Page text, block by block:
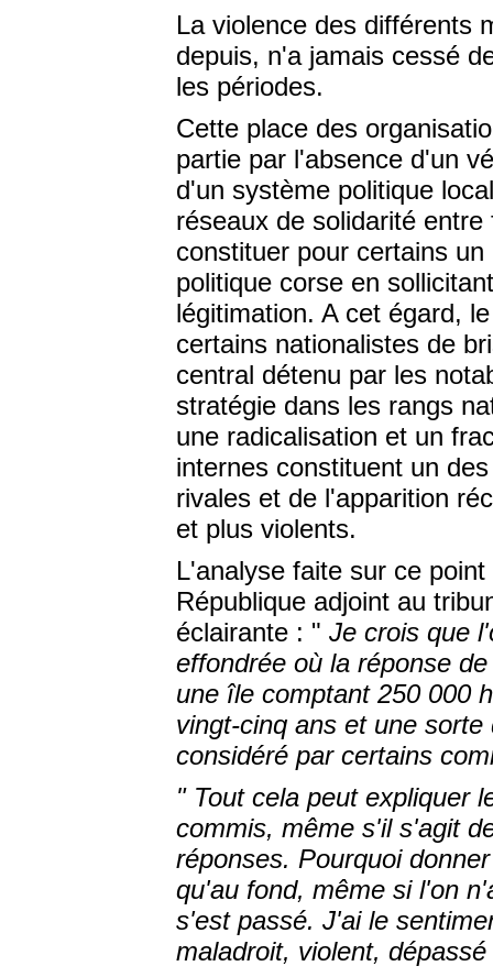
La violence des différents
depuis, n'a jamais cessé
les périodes.
Cette place des
partie par l'absence d'un
d'un système politique
réseaux de solidarité
constituer pour certains
politique corse en
légitimation. A cet égard,
certains nationalistes de
central détenu par les
stratégie dans les rangs
une radicalisation et un
internes constituent un
rivales et de l'apparition
et plus violents.
L'analyse faite sur ce
République adjoint au
éclairante : " Je crois que
effondrée où la réponse
une île comptant 250 000
vingt-cinq ans et une
considéré par certains
" Tout cela peut expliquer
commis, même s'il s'agit
réponses. Pourquoi
qu'au fond, même si l'on
s'est passé. J'ai le
maladroit, violent,